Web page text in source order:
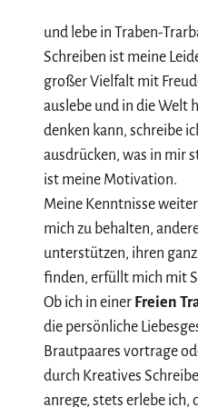
und lebe in Traben-
Schreiben ist meine
großer Vielfalt mit
auslebe und in die Welt
denken kann, schreibe
ausdrücken, was in mir
ist meine Motivation.
Meine Kenntnisse
mich zu behalten,
unterstützen, ihren
finden, erfüllt mich mit
Ob ich in einer Freien
die persönliche
Brautpaares vortrage
durch Kreatives
anrege, stets erlebe ich,